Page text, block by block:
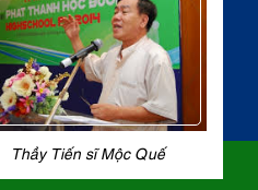
Thầy Tiến sĩ Mộc Quế